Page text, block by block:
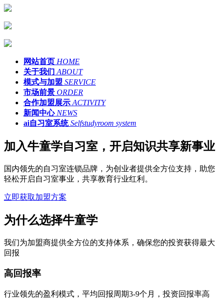
网站首页 HOME
关于我们 ABOUT
模式与加盟 SERVICE
市场前景 ORDER
合作加盟展示 ACTIVITY
新闻中心 NEWS
ai自习室系统 Selfstudyroom system
加入牛童学自习室，开启知识共享新事业
国内领先的自习室连锁品牌，为创业者提供全方位支持，助您
轻松开启自习室事业，共享教育行业红利。
立即获取加盟方案
为什么选择牛童学
我们为加盟商提供全方位的支持体系，确保您的投资获得最大
回报
高回报率
行业领先的盈利模式，平均回报周期3-9个月，投资回报率高